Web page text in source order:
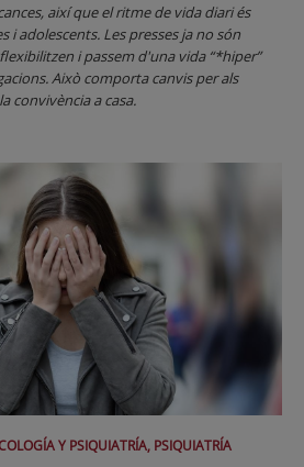
així que el ritme de vida diari és
i adolescents. Les presses ja no són
i passem d'una vida “*hiper”
Això comporta canvis per als
convivència a casa.
Y PSIQUIATRÍA, PSIQUIATRÍA